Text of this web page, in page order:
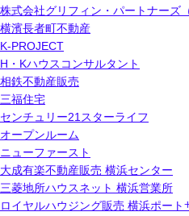
株式会社グリフィン・パートナーズ
横濱長者町不動産
K-PROJECT
H・Kハウスコンサルタント
相鉄不動産販売
三福住宅
センチュリー21スターライフ
オープンルーム
ニューファースト
大成有楽不動産販売 横浜センター
三菱地所ハウスネット 横浜営業所
ロイヤルハウジング販売 横浜ポート